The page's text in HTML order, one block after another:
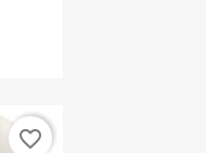
favorite_border